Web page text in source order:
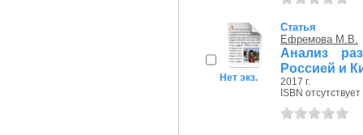
Нет экз.
Статья
Ефремова М.В.
Анализ
Россией и
2017 г.
ISBN отсутствует